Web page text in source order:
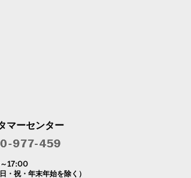
マーセンター
17:00
日・祝・年末年始を除く）